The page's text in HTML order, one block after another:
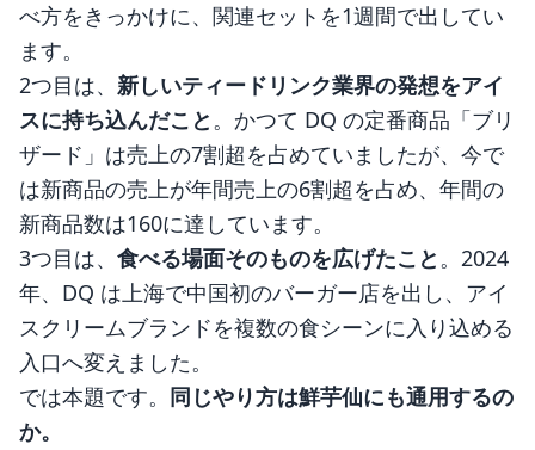
べ方をきっかけに、関連セットを1週間で出してい
ます。
2つ目は、 新しいティードリンク業界の発想をアイ
スに持ち込んだこと。かつて DQ の定番商品「ブリ
ザード」は売上の7割超を占めていましたが、今で
は新商品の売上が年間売上の6割超を占め、年間の
新商品数は160に達しています。
3つ目は、 食べる場面そのものを広げたこと。2024
年、DQ は上海で中国初のバーガー店を出し、アイ
スクリームブランドを複数の食シーンに入り込める
入口へ変えました。
では本題です。 同じやり方は鮮芋仙にも通用するの
か。